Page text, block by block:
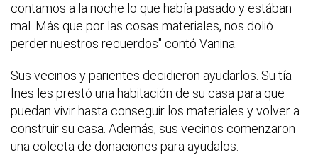
contamos a la noche lo que había pasado y estában
mal. Más que por las cosas materiales, nos dolió
perder nuestros recuerdos" contó Vanina.
Sus vecinos y parientes decidieron ayudarlos. Su tía
Ines les prestó una habitación de su casa para que
puedan vivir hasta conseguir los materiales y volver a
construir su casa. Además, sus vecinos comenzaron
una colecta de donaciones para ayudalos.